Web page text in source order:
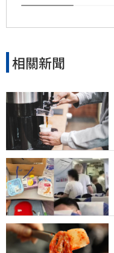
相關新聞